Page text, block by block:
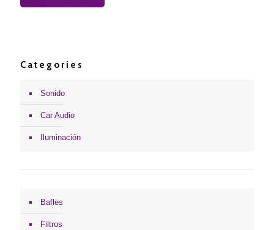
Categories
Sonido
Car Audio
Iluminación
Bafles
Filtros